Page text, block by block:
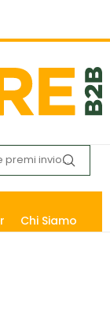
Chi Siamo